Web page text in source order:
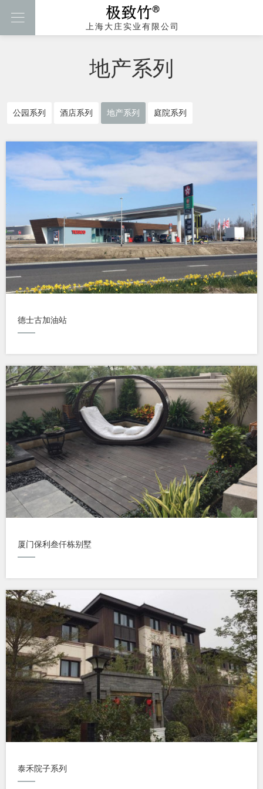

上海大庄实业有限公司
地产系列
公园系列 酒店系列 地产系列 庭院系列
德士古加油站
厦门保利叁仟栋别墅
泰禾院子系列